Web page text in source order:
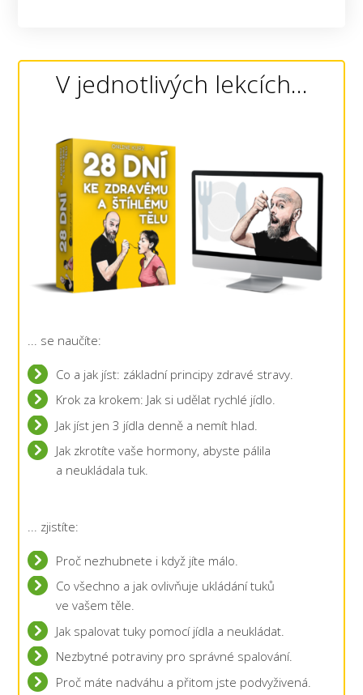
V jednotlivých lekcích...
... se naučíte:
Co a jak jíst: základní principy zdravé stravy.
Krok za krokem: Jak si udělat rychlé jídlo.
Jak jíst jen 3 jídla denně a nemít hlad.
Jak zkrotíte vaše hormony, abyste pálila
a neukládala tuk.
... zjistíte:
Proč nezhubnete i když jíte málo.
Co všechno a jak ovlivňuje ukládání tuků
ve vašem těle.
Jak spalovat tuky pomocí jídla a neukládat.
Nezbytné potraviny pro správné spalování.
Proč máte nadváhu a přitom jste podvyživená.